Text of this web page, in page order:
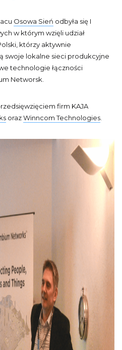
Osowa Sień odbyła się I
w którym wzięli udział
którzy aktywnie
swoje lokalne sieci produkcyjne
technologie łączności
Networsk.
firm KAJA
orazWinncom Technologies